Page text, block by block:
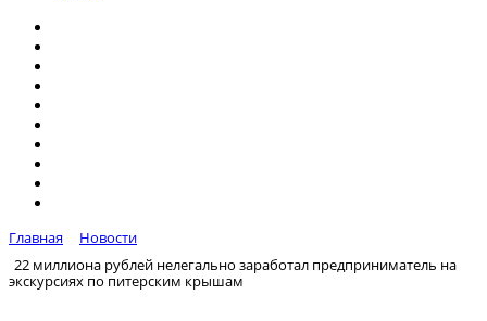
Главная
Новости
22 миллиона рублей нелегально заработал предприниматель на
экскурсиях по питерским крышам